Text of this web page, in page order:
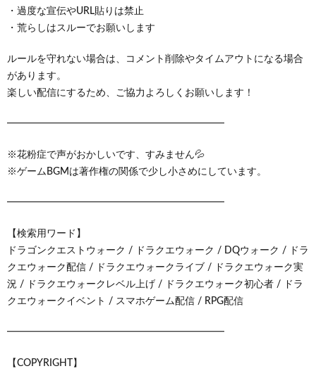
・過度な宣伝やURL貼りは禁止
・荒らしはスルーでお願いします
ルールを守れない場合は、コメント削除やタイムアウトになる場合
があります。
楽しい配信にするため、ご協力よろしくお願いします！
━━━━━━━━━━━━━━━━━━━━━━
※花粉症で声がおかしいです、すみません💦
※ゲームBGMは著作権の関係で少し小さめにしています。
━━━━━━━━━━━━━━━━━━━━━━
【検索用ワード】
ドラゴンクエストウォーク / ドラクエウォーク / DQウォーク / ドラ
クエウォーク配信 / ドラクエウォークライブ / ドラクエウォーク実
況 / ドラクエウォークレベル上げ / ドラクエウォーク初心者 / ドラ
クエウォークイベント / スマホゲーム配信 / RPG配信
━━━━━━━━━━━━━━━━━━━━━━
【COPYRIGHT】